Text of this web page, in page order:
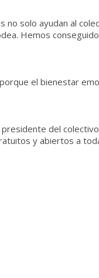
solo ayudan al
Hemos
el bienestar
del
y abiertos a toda